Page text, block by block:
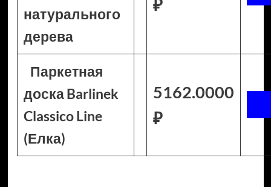
натурального
дерева
₽
Паркетная
доска Barlinek
Classico Line
(Елка)
5162.0000
₽